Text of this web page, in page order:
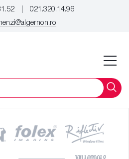
021.320.14.96